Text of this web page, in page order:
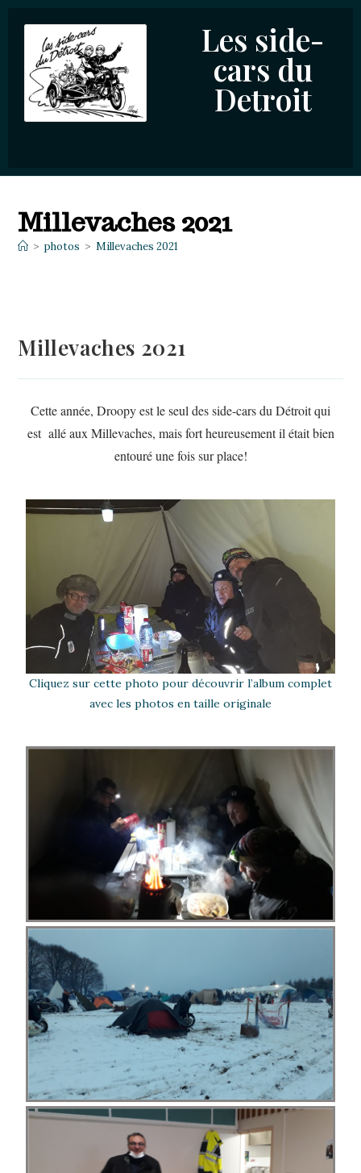
Les side-
cars du
Detroit
Millevaches 2021
> photos > Millevaches 2021
Millevaches 2021
Cette année, Droopy est le seul des side-cars du Détroit qui
est allé aux Millevaches, mais fort heureusement il était bien
entouré une fois sur place!
Cliquez sur cette photo pour découvrir l’album complet
avec les photos en taille originale